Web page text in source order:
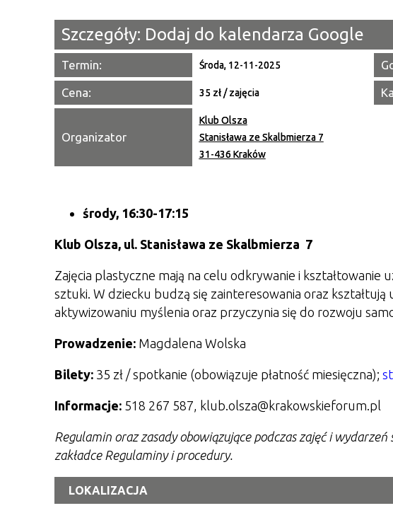
Szczegóły: Dodaj do kalendarza Google
Termin: Środa, 12-11-2025
Cena: 35 zł / zajęcia
Organizator
Klub Olsza
Stanisława ze Skalbmierza 7
31-436 Kraków
środy, 16:30-17:15
Klub Olsza, ul. Stanisława ze Skalbmierza 7
Zajęcia plastyczne mają na celu odkrywanie i
sztuki. W dziecku budzą się zainteresowania oraz
aktywizowaniu myślenia oraz przyczynia się do rozwoju
Prowadzenie:Magdalena Wolska
Bilety:35 zł / spotkanie (obowiązuje płatność miesięczna);
Informacje:518 267 587, klub.olsza@krakowskieforum.pl
Regulamin oraz zasady obowiązujące podczas zajęć i
zakładce Regulaminy i procedury.
LOKALIZACJA